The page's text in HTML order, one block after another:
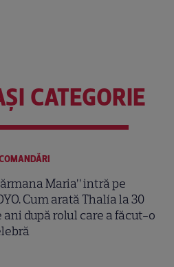
CATEGORIE
Maria” intră pe
Cum arată Thalía la 30
ani după rolul care a făcut-o